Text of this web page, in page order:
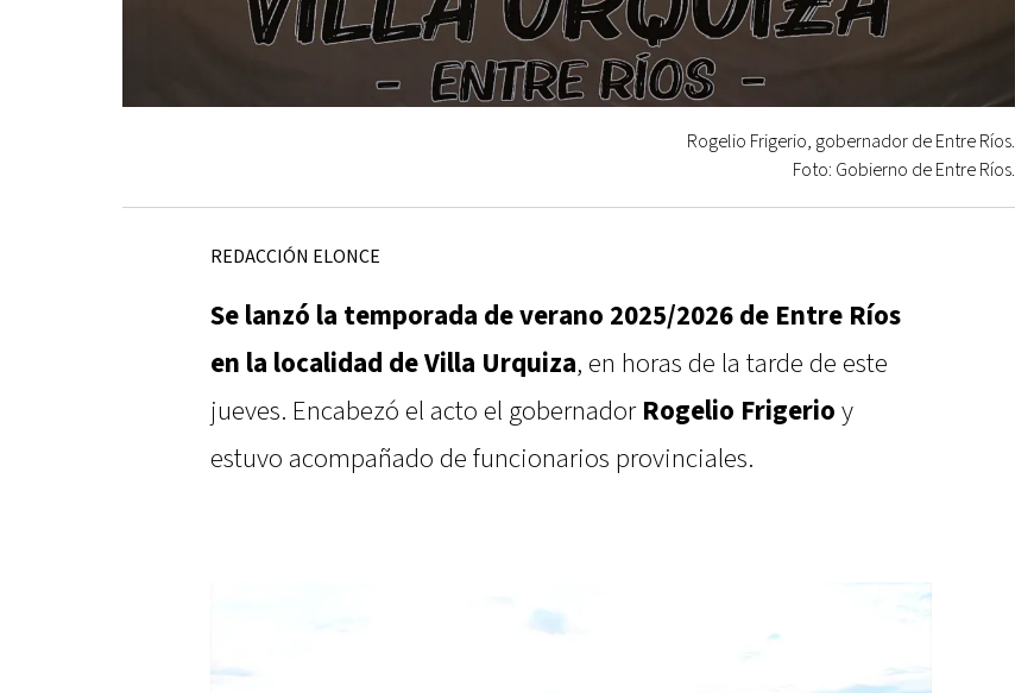
Rogelio Frigerio, gobernador de Entre Ríos.
Foto: Gobierno de Entre Ríos.
REDACCIÓN ELONCE
Se lanzó la temporada de verano 2025/2026 de Entre Ríos
en la localidad de Villa Urquiza, en horas de la tarde de este
jueves. Encabezó el acto el gobernador Rogelio Frigerio y
estuvo acompañado de funcionarios provinciales.